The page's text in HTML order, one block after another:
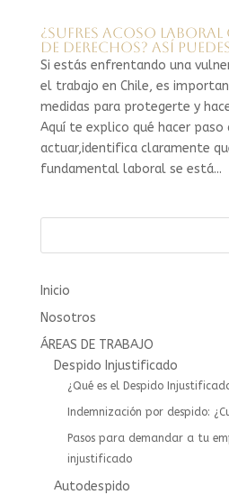
¿Sufres acoso
de derechos? Así
Si estás enfrentando una
el trabajo en Chile, es
medidas para protegerte y
Aquí te explico qué hacer paso
actuar,identifica claramente
fundamental laboral se está...
Inicio
Nosotros
ÁREAS DE TRABAJO
Despido Injustificado
¿Qué es el Despido
Indemnización por despido:
Pasos para demandar a tu
injustificado
Autodespido